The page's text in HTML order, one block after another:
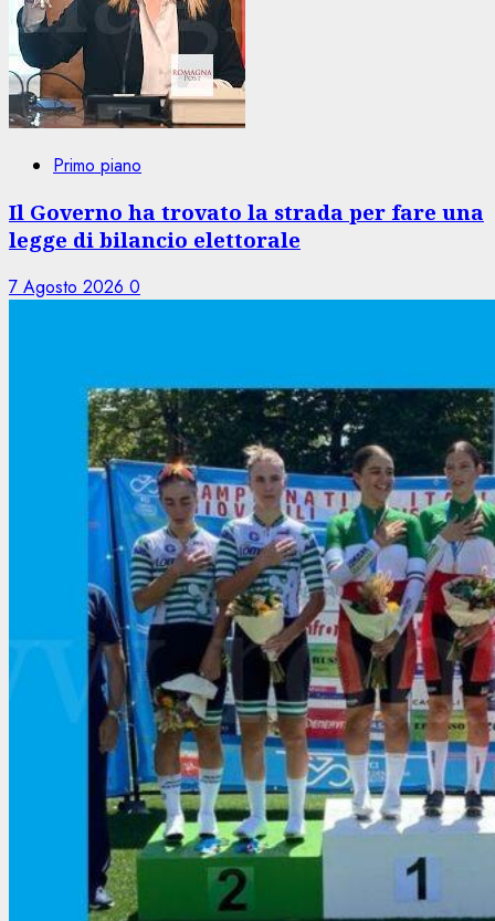
Primo piano
Il Governo ha trovato la strada per fare una
legge di bilancio elettorale
7 Agosto 2026 0